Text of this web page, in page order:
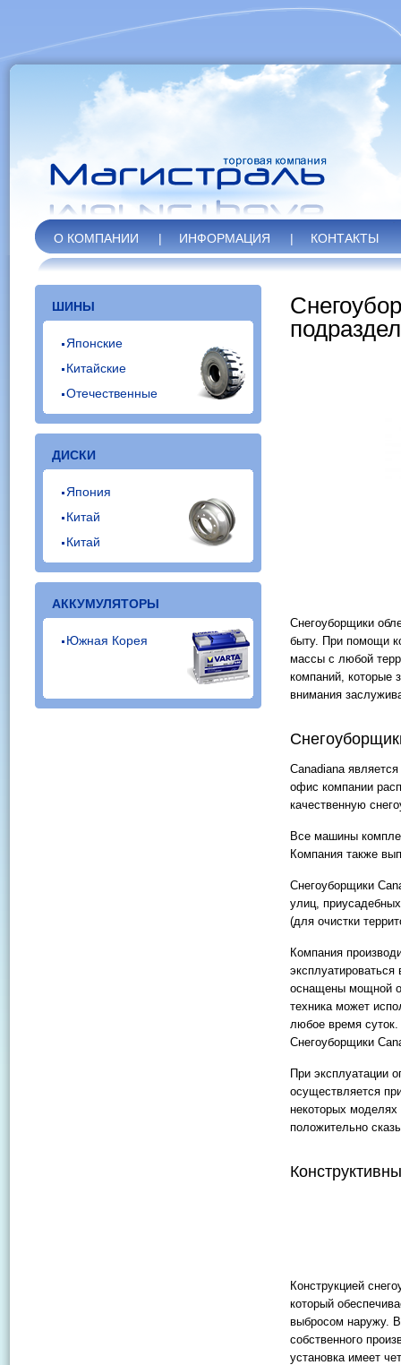
О КОМПАНИИ | ИНФОРМАЦИЯ | КОНТАКТЫ
ШИНЫ
Японские
Китайские
Отечественные
ДИСКИ
Япония
Китай
Китай
АККУМУЛЯТОРЫ
Южная Корея
Снегоуборщики
быту. При помощи
массы с любой
компаний, которые
внимания
Canadiana
офис компании
качественную
Все машины
Компания также
Снегоуборщики
улиц,
(для очистки
Компания
оснащены мощной
техника может
любое время
Снегоуборщики
При эксплуатации
осуществляется
некоторых моделях
положительно
Конструкцией
который
выбросом наружу. В
собственного
установка имеет